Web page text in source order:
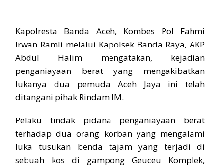
Kapolresta Banda Aceh, Kombes Pol Fahmi
Irwan Ramli melalui Kapolsek Banda Raya, AKP
Abdul Halim mengatakan, kejadian
penganiayaan berat yang mengakibatkan
lukanya dua pemuda Aceh Jaya ini telah
ditangani pihak Rindam IM.
Pelaku tindak pidana penganiayaan berat
terhadap dua orang korban yang mengalami
luka tusukan benda tajam yang terjadi di
sebuah kos di gampong Geuceu Komplek,